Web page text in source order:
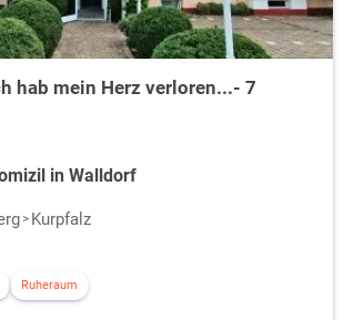
hab mein Herz verloren...- 7
in Walldorf
Kurpfalz
Ruheraum